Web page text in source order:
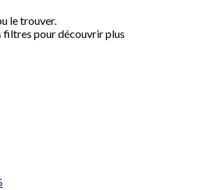
le trouver.
filtres pour découvrir plus